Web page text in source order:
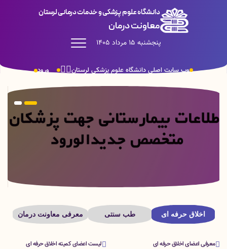
دانشگاه علوم پزشکی و خدمات درمانی لرستان
معاونت درمان
پنجشنبه 15 مرداد 1405
ورود وب سایت اصلی دانشگاه علوم پزشکی لرستان
اخلاق حرفه ای طب سنتی معرفی معاونت درمان
معرفی اعضای اخلاق حرفه ای
لیست اعضای کمیته اخلاق حرفه ای